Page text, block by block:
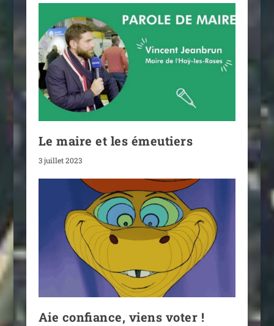
Le maire et les émeutiers
3 juillet 2023
Aie confiance, viens voter !